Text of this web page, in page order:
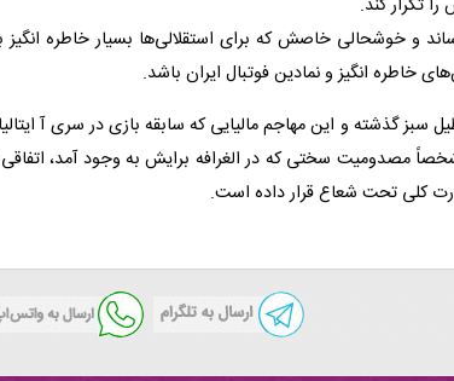
تکرار کند.
رساند و خوشحالی خاصش که برای استقلالی‌ها بسیار خاطره انگیز
خاطره انگیز و نمادین فوتبال ایران باشد.
مشخصاً مصدومیت سختی که در الغرافه برایش به وجود آمد،